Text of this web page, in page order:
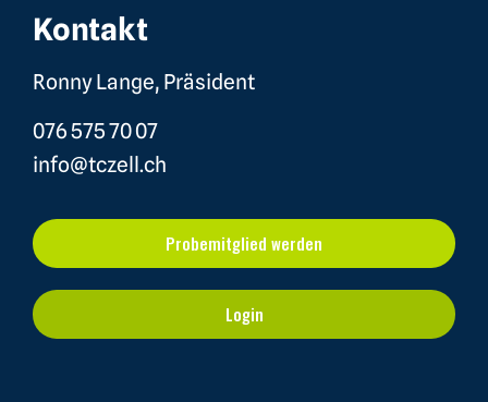
Kontakt
Ronny Lange, Präsident
076 575 70 07
info@tczell.ch
Probemitglied werden
Login